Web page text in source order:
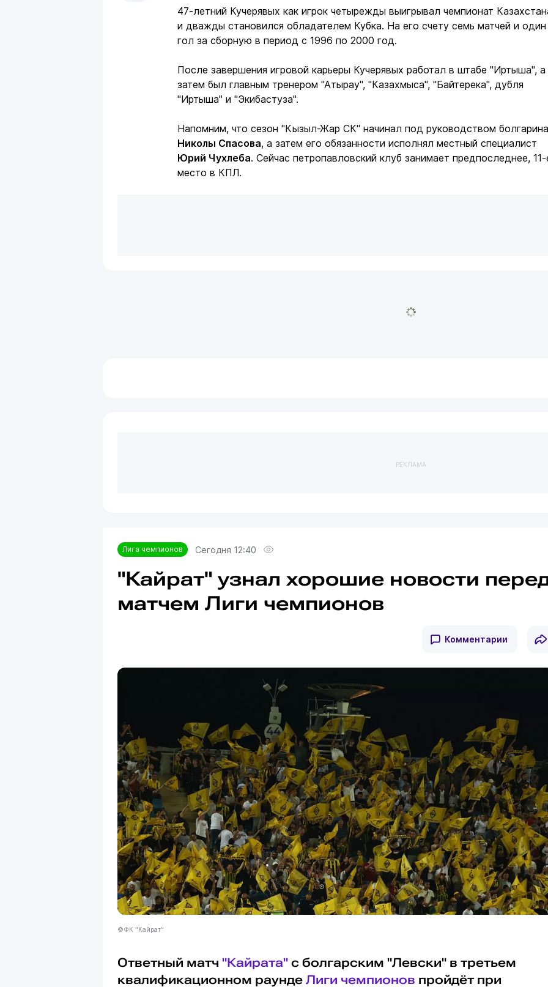
47-летний Кучерявых как игрок четырежды выигрывал чемпионат
и дважды становился обладателем Кубка. На его счету семь матчей и один
гол за сборную в период с 1996 по 2000 год.
После завершения игровой карьеры Кучерявых работал в штабе "Иртыша", а
затем был главным тренером "Атырау", "Казахмыса", "Байтерека", дубля
"Иртыша" и "Экибастуза".
Напомним, что сезон "Кызыл-Жар СК" начинал под руководством болгарина
Николы Спасова, а затем его обязанности исполнял местный специалист
Юрий Чухлеба. Сейчас петропавловский клуб занимает предпоследнее, 11-
место в КПЛ.
РЕКЛАМА
Лига чемпионов Сегодня 12:40
"Кайрат" узнал хорошие новости
матчем Лиги чемпионов
Комментарии
©ФК "Кайрат"
Ответный матч "Кайрата" с болгарским "Левски" в третьем
квалификационном раунде Лиги чемпионов пройдёт при